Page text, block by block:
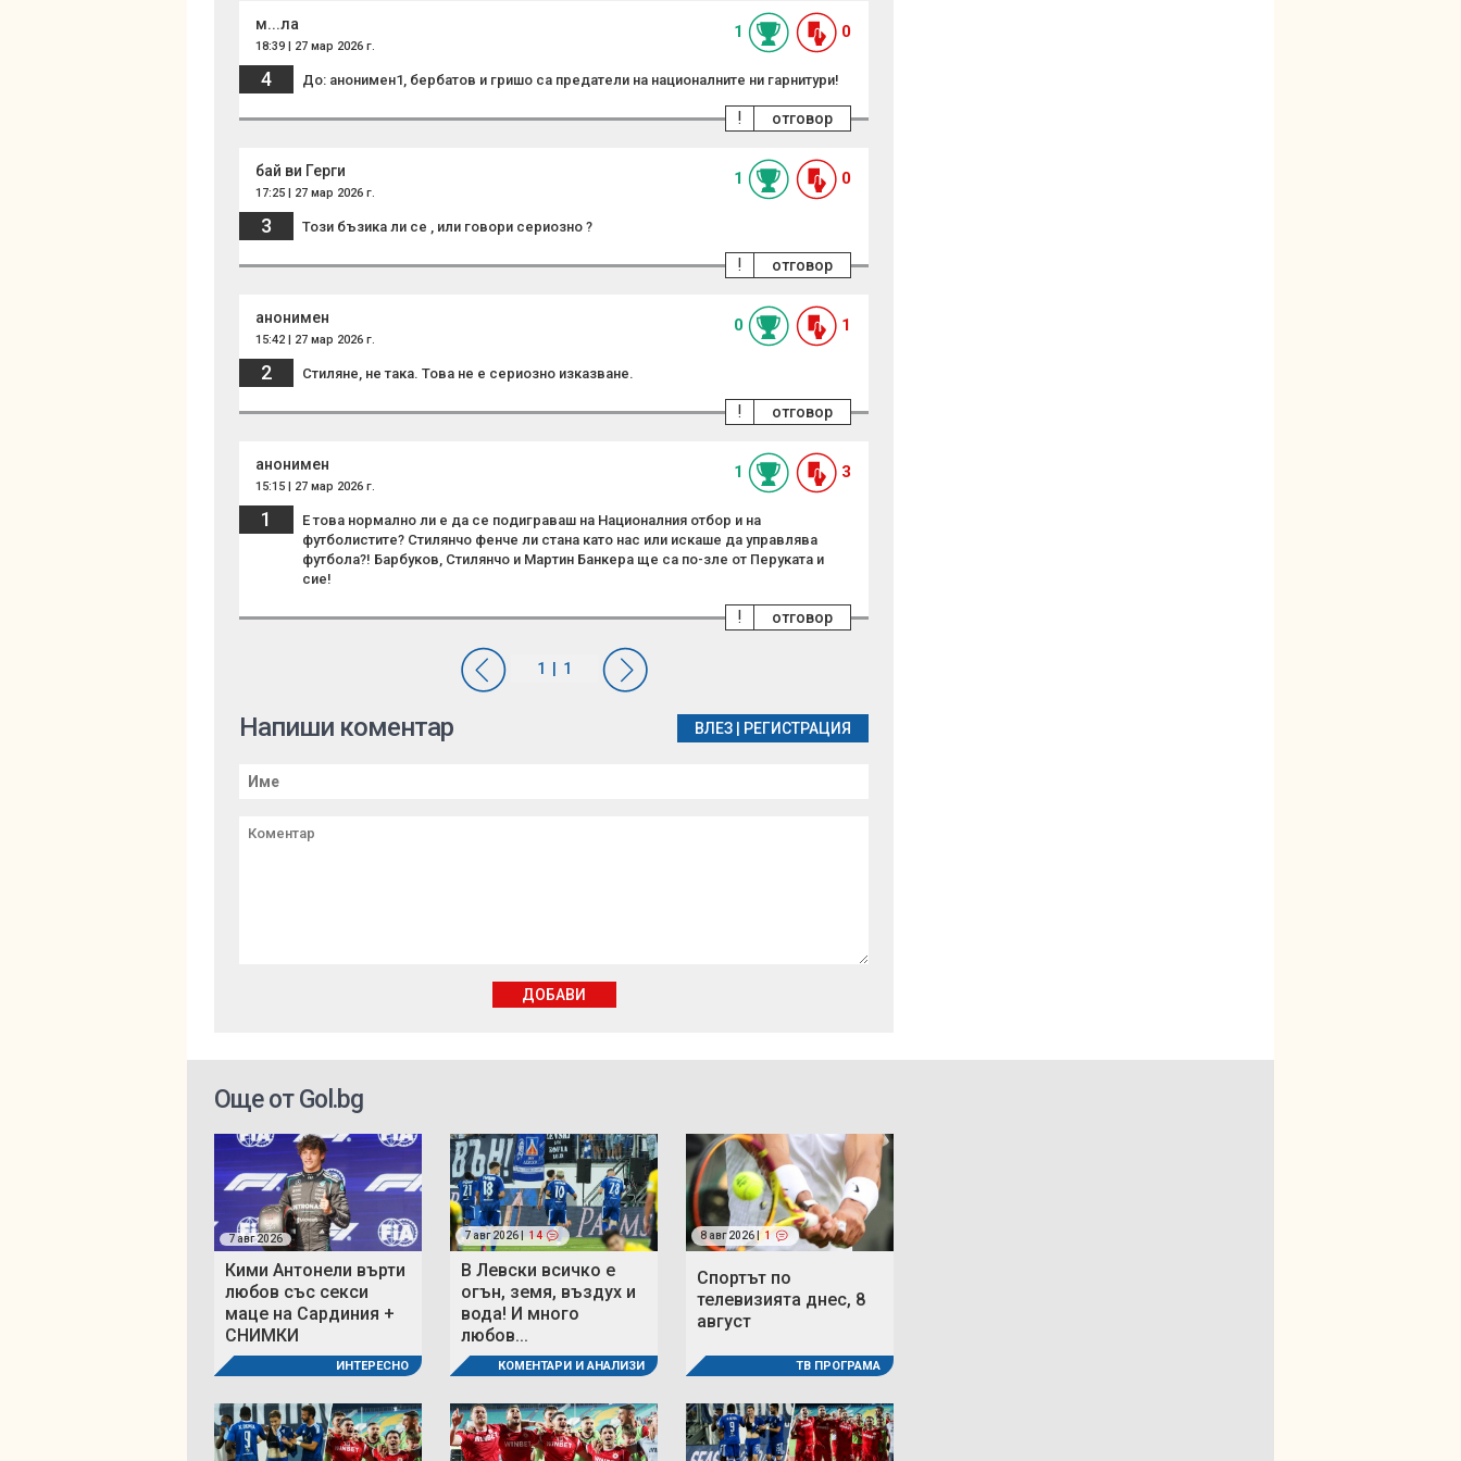
м...ла
18:39 | 27 мар 2026 г.
1 0
4 До: анонимен1, бербатов и гришо са предатели на националните ни гарнитури!
отговор
!
бай ви Герги
17:25 | 27 мар 2026 г.
1 0
3 Този бъзика ли се , или говори сериозно ?
отговор
!
анонимен
15:42 | 27 мар 2026 г.
0 1
2 Стиляне, не така. Това не е сериозно изказване.
отговор
!
анонимен
15:15 | 27 мар 2026 г.
1 3
1
Е това нормално ли е да се подиграваш на Националния отбор и на
футболистите? Стилянчо фенче ли стана като нас или искаше да управлява
футбола?! Барбуков, Стилянчо и Мартин Банкера ще са по-зле от Перуката и
сие!
отговор
!
Напиши коментар ВЛЕЗ РЕГИСТРАЦИЯ
ДОБАВИ
Още от Gol.bg
7 авг 2026
Кими Антонели върти
любов със секси
маце на Сардиния +
СНИМКИ
ИНТЕРЕСНО
7 авг 2026 | 14
В Левски всичко е
огън, земя, въздух и
вода! И много
любов...
КОМЕНТАРИ И АНАЛИЗИ
8 авг 2026 | 1
Спортът по
телевизията днес, 8
август
ТВ ПРОГРАМА